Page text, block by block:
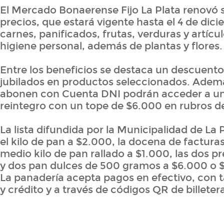
El Mercado Bonaerense Fijo La Plata renovó
precios, que estará vigente hasta el 4 de
carnes, panificados, frutas, verduras y
higiene personal, además de plantas y flores.
Entre los beneficios se destaca un
jubilados en productos seleccionados.
abonen con Cuenta DNI podrán acceder a
reintegro con un tope de $6.000 en rubros
La lista difundida por la Municipalidad de La
el kilo de pan a $2.000, la docena de
medio kilo de pan rallado a $1.000, las dos
y dos pan dulces de 500 gramos a $6.000 o
La panadería acepta pagos en efectivo, con
y crédito y a través de códigos QR de